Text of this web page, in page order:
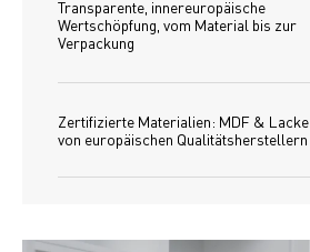
Transparente, innereuropäische
Wertschöpfung, vom Material bis zur
Verpackung
Zertifizierte Materialien: MDF & Lacke
von europäischen Qualitätsherstellern